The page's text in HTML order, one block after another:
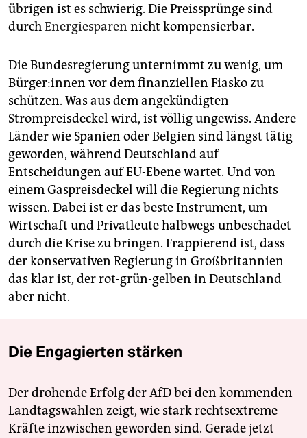
übrigen ist es schwierig. Die Preissprünge sind
durchEnergiesparen nicht kompensierbar.
Die Bundesregierung unternimmt zu wenig, um
Bür­ge­r:in­nen vor dem finanziellen Fiasko zu
schützen. Was aus dem angekündigten
Strompreisdeckel wird, ist völlig ungewiss. Andere
Länder wie Spanien oder Belgien sind längst tätig
geworden, während Deutschland auf
Entscheidungen auf EU-Ebene wartet. Und von
einem Gaspreisdeckel will die Regierung nichts
wissen. Dabei ist er das beste Instrument, um
Wirtschaft und Privatleute halbwegs unbeschadet
durch die Krise zu bringen. Frappierend ist, dass
der konservativen Regierung in Großbritannien
das klar ist, der rot-grün-gelben in Deutschland
aber nicht.
Die Engagierten stärken
Der drohende Erfolg der AfD bei den kommenden
Landtagswahlen zeigt, wie stark rechtsextreme
Kräfte inzwischen geworden sind. Gerade jetzt